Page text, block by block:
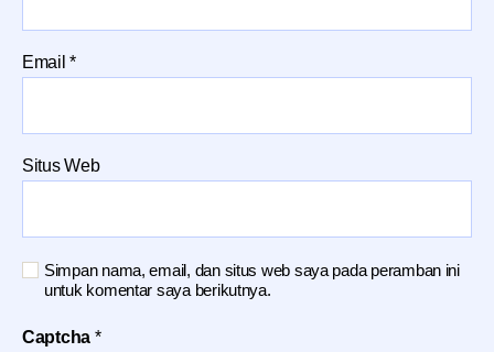
Email*
Situs Web
Simpan nama, email, dan situs web saya pada peramban ini
untuk komentar saya berikutnya.
Captcha *